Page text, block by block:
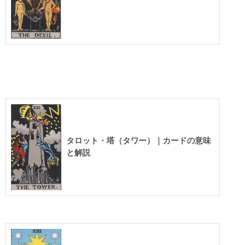
タロット・塔（タワー）｜カードの意味
と解説